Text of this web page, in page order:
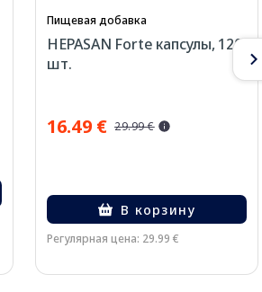
Пищевая добавка
HEPASAN Forte капсулы, 120
шт.
16.49 € 29.99 €
В корзину
Регулярная цена: 29.99 €